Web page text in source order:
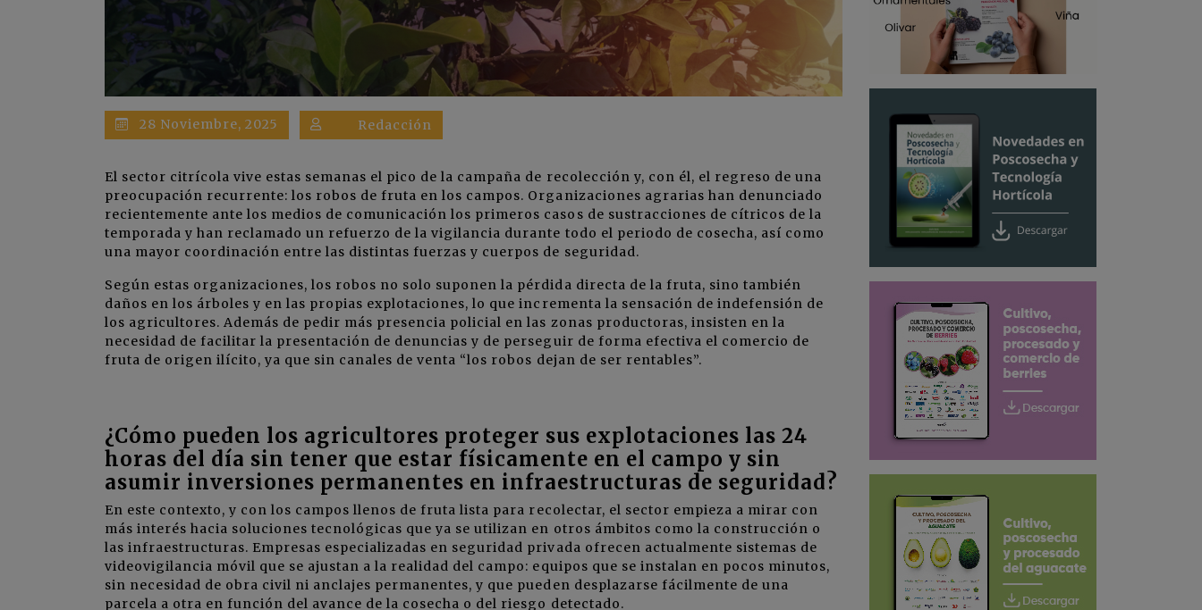
28 Noviembre, 2025 Redacción
El sector citrícola vive estas semanas el pico de la campaña de recolección y, con él, el regreso de una
preocupación recurrente: los robos de fruta en los campos. Organizaciones agrarias han denunciado
recientemente ante los medios de comunicación los primeros casos de sustracciones de cítricos de la
temporada y han reclamado un refuerzo de la vigilancia durante todo el periodo de cosecha, así como
una mayor coordinación entre las distintas fuerzas y cuerpos de seguridad.
Según estas organizaciones, los robos no solo suponen la pérdida directa de la fruta, sino también
daños en los árboles y en las propias explotaciones, lo que incrementa la sensación de indefensión de
los agricultores. Además de pedir más presencia policial en las zonas productoras, insisten en la
necesidad de facilitar la presentación de denuncias y de perseguir de forma efectiva el comercio de
fruta de origen ilícito, ya que sin canales de venta “los robos dejan de ser rentables”.
¿Cómo pueden los agricultores proteger sus explotaciones las 24
horas del día sin tener que estar físicamente en el campo y sin
asumir inversiones permanentes en infraestructuras de seguridad?
En este contexto, y con los campos llenos de fruta lista para recolectar, el sector empieza a mirar con
más interés hacia soluciones tecnológicas que ya se utilizan en otros ámbitos como la construcción o
las infraestructuras. Empresas especializadas en seguridad privada ofrecen actualmente sistemas de
videovigilancia móvil que se ajustan a la realidad del campo: equipos que se instalan en pocos minutos,
sin necesidad de obra civil ni anclajes permanentes, y que pueden desplazarse fácilmente de una
parcela a otra en función del avance de la cosecha o del riesgo detectado.